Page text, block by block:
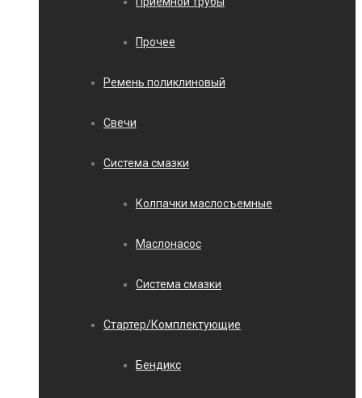
Прочее
Ремень поликлиновый
Свечи
Система смазки
Колпачки маслосъемные
Маслонасос
Система смазки
Стартер/Комплектующие
Бендикс